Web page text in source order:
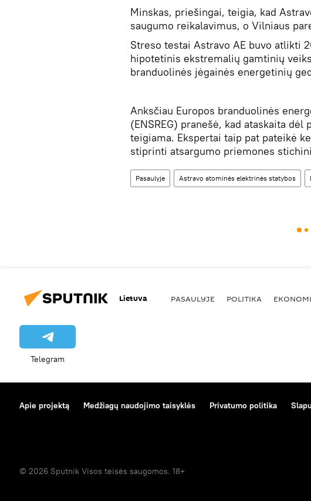
Minskas, priešingai, teigia, kad
saugumo reikalavimus, o Vilniaus
Streso testai Astravo AE buvo atlikti
hipotetinis ekstremalių gamtinių
branduolinės jėgainės energetinių
Anksčiau Europos branduolinės
(ENSREG) pranešė, kad ataskaita
teigiama. Ekspertai taip pat pateikė
stiprinti atsargumo priemones
Pasaulyje Astravo atominės elektrinės statybos
Lietuva PASAULYJE POLITIKA
Telegram
Apie projektą Medžiagų naudojimo taisyklės Privatumo politika
© 2026 Sputnik Visos teisės saugomos. 18+